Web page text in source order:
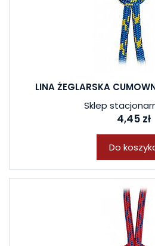
LINA ŻEGLARSKA
Sklep
4,45 zł
Do